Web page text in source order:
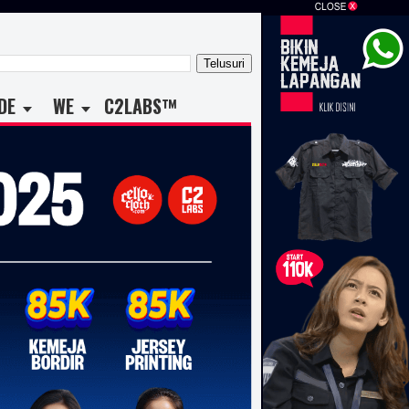
sablon kaos ribuan, sablon kaos cepat, sablon kaos
bagus, sablon kaos keren, sablo kaos rubber, sablon kaos
kaos jogja, sablon kaos dan konveksi kaos, sablon kaos
sablon, harga jasa sablon kaos manual, harga sablon
satuan, harga sablon kaos digital, harga sablon kaos
kaos digital, sablon kaos jogja, harga sablon kaos manual,
WE C2LABS™